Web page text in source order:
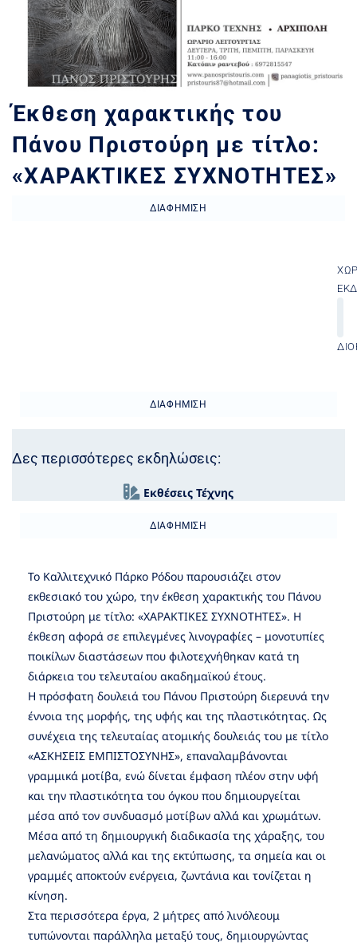
Έκθεση χαρακτικής του
Πάνου Πριστούρη με τίτλο:
«ΧΑΡΑΚΤΙΚΕΣ ΣΥΧΝΟΤΗΤΕΣ»
ΔΙΑΦΉΜΙΣΗ
ΔΙΑΦΉΜΙΣΗ
Δες περισσότερες εκδηλώσεις:
Εκθέσεις Τέχνης
ΔΙΑΦΉΜΙΣΗ
Το Καλλιτεχνικό Πάρκο Ρόδου παρουσιάζει στον
εκθεσιακό του χώρο, την έκθεση χαρακτικής του Πάνου
Πριστούρη με τίτλο: «ΧΑΡΑΚΤΙΚΕΣ ΣΥΧΝΟΤΗΤΕΣ». Η
έκθεση αφορά σε επιλεγμένες λινογραφίες – μονοτυπίες
ποικίλων διαστάσεων που φιλοτεχνήθηκαν κατά τη
διάρκεια του τελευταίου ακαδημαϊκού έτους.
Η πρόσφατη δουλειά του Πάνου Πριστούρη διερευνά την
έννοια της μορφής, της υφής και της πλαστικότητας. Ως
συνέχεια της τελευταίας ατομικής δουλειάς του με τίτλο
«ΑΣΚΗΣΕΙΣ ΕΜΠΙΣΤΟΣΥΝΗΣ», επαναλαμβάνονται
γραμμικά μοτίβα, ενώ δίνεται έμφαση πλέον στην υφή
και την πλαστικότητα του όγκου που δημιουργείται
μέσα από τον συνδυασμό μοτίβων αλλά και χρωμάτων.
Μέσα από τη δημιουργική διαδικασία της χάραξης, του
μελανώματος αλλά και της εκτύπωσης, τα σημεία και οι
γραμμές αποκτούν ενέργεια, ζωντάνια και τονίζεται η
κίνηση.
Στα περισσότερα έργα, 2 μήτρες από λινόλεουμ
τυπώνονται παράλληλα μεταξύ τους, δημιουργώντας